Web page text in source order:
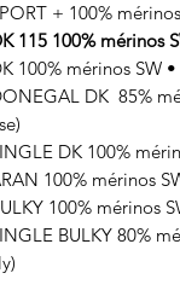
+ 100%
115 100% mérinos
100% mérinos SW
DK 85%
DK 100%
100% mérinos
100% mérinos
BULKY 80%